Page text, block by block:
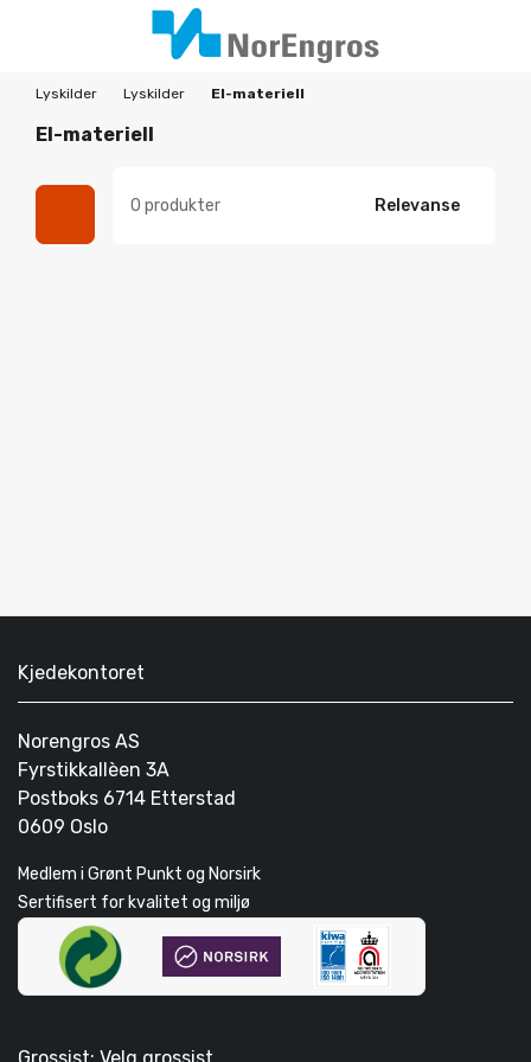
Lyskilder Lyskilder El-materiell
El-materiell
0 produkter Relevanse
Kjedekontoret
Norengros AS
Fyrstikkallèen 3A
Postboks 6714 Etterstad
0609 Oslo
Medlem i Grønt Punkt og Norsirk
Sertifisert for kvalitet og miljø